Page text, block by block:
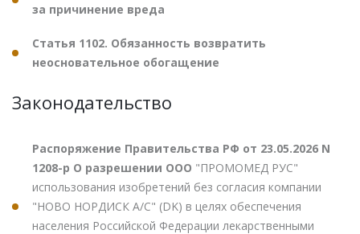
за причинение вреда
Статья 1102. Обязанность возвратить
неосновательное обогащение
Законодательство
Распоряжение Правительства РФ от 23.05.2026 N
1208-р О разрешении ООО "ПРОМОМЕД РУС"
использования изобретений без согласия компании
"НОВО НОРДИСК А/С" (DK) в целях обеспечения
населения Российской Федерации лекарственными